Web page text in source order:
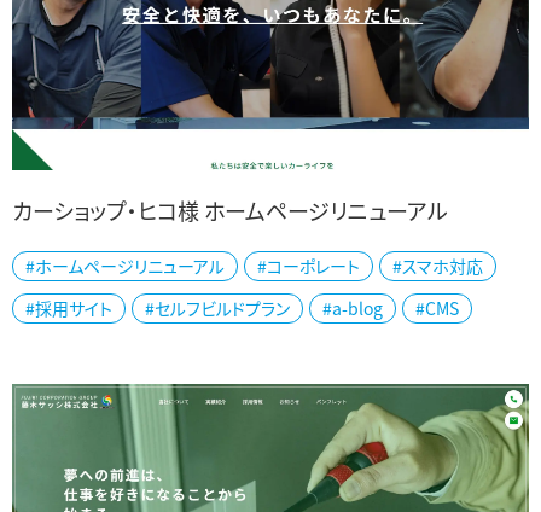
カーショップ・ヒコ様公式ホームページを制作しました。 茨城県で地
域に密着したサービスを展開するカーショップ・ヒコ様の公式ホーム
カーショップ・ヒコ様 ホームページリニューアル
#ホームページリニューアル #コーポレート
#スマホ対応
#採用サイト
#セルフビルドプラン #a-blog #CMS